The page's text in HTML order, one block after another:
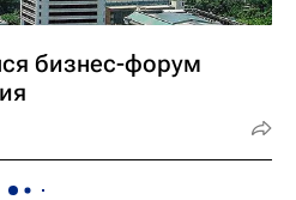
бизнес-форум